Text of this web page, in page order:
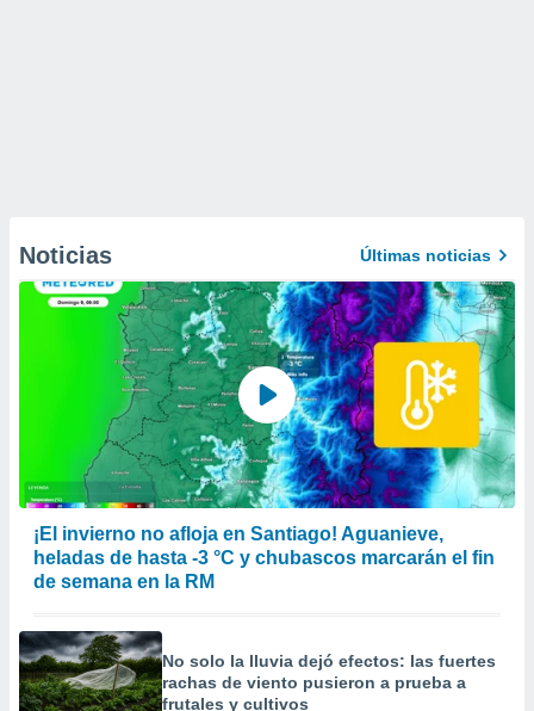
Noticias Últimas noticias
¡El invierno no afloja en Santiago! Aguanieve,
heladas de hasta -3 °C y chubascos marcarán el fin
de semana en la RM
No solo la lluvia dejó efectos: las fuertes
rachas de viento pusieron a prueba a
frutales y cultivos